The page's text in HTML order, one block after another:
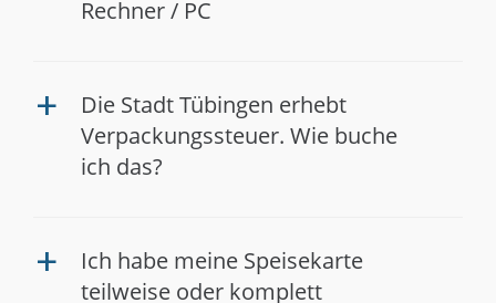
Rechner / PC
a
Die Stadt Tübingen erhebt
Verpackungssteuer. Wie buche
ich das?
a
Ich habe meine Speisekarte
teilweise oder komplett